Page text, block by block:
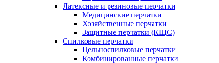
Латексные и резиновые перчатки
Медицинские перчатки
Хозяйственные перчатки
Защитные перчатки (КЩС)
Спилковые перчатки
Цельноспилковые перчатки
Комбинированные перчатки